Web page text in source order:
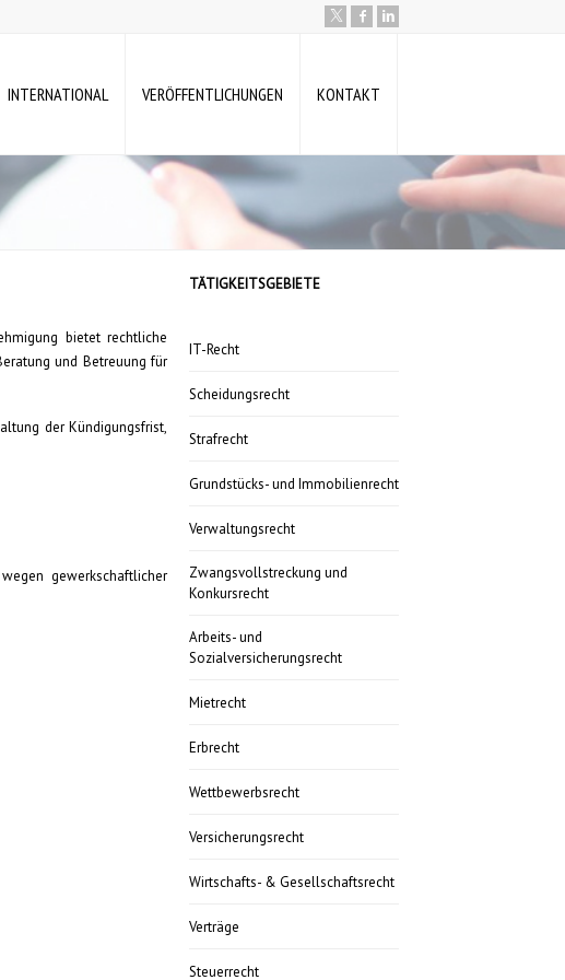
INTERNATIONAL VERÖFFENTLICHUNGEN KONTAKT
bietet rechtliche
und Betreuung für
der Kündigungsfrist,
gewerkschaftlicher
TÄTIGKEITSGEBIETE
IT-Recht
Scheidungsrecht
Strafrecht
Grundstücks- und Immobilienrecht
Verwaltungsrecht
Zwangsvollstreckung und
Konkursrecht
Arbeits- und
Sozialversicherungsrecht
Mietrecht
Erbrecht
Wettbewerbsrecht
Versicherungsrecht
Wirtschafts- & Gesellschaftsrecht
Verträge
Steuerrecht